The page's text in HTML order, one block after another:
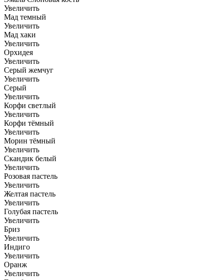
Увеличить
Мад темный
Увеличить
Мад хаки
Увеличить
Орхидея
Увеличить
Серый жемчуг
Увеличить
Серый
Увеличить
Корфи светлый
Увеличить
Корфи тёмный
Увеличить
Морин тёмный
Увеличить
Скандик белый
Увеличить
Розовая пастель
Увеличить
Желтая пастель
Увеличить
Голубая пастель
Увеличить
Бриз
Увеличить
Индиго
Увеличить
Оранж
Увеличить